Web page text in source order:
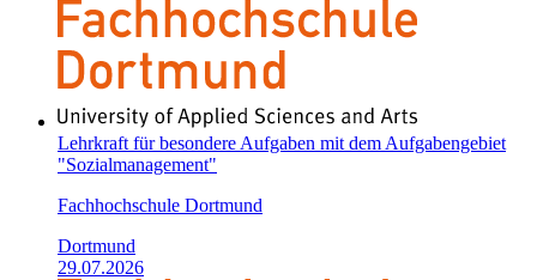
Lehrkraft für besondere Aufgaben mit dem Aufgabengebiet
"Sozialmanagement"
Fachhochschule Dortmund
Dortmund
29.07.2026